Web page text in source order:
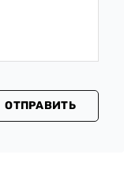
ОТПРАВИТЬ